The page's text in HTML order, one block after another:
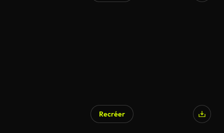
Recréer